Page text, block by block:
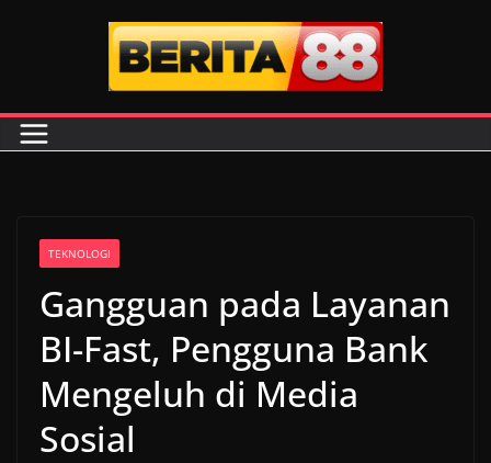
TEKNOLOGI
Gangguan pada Layanan
BI-Fast, Pengguna Bank
Mengeluh di Media
Sosial